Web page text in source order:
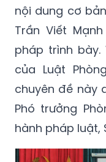
nội dung cơ
Trần Viết
pháp trình
của Luật
chuyên đề này
Phó trưởng
hành pháp luật,